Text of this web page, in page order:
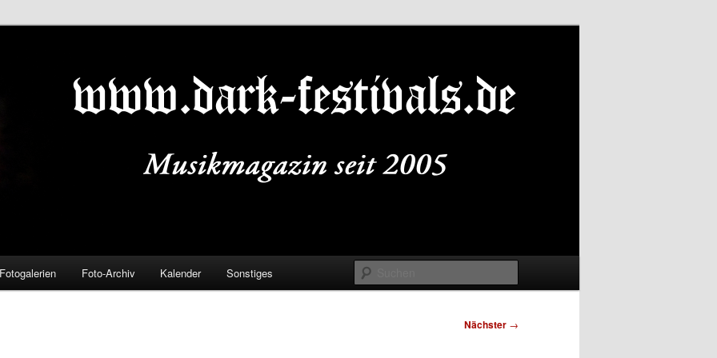
Fotogalerien Foto-Archiv Kalender Sonstiges
Nächster →